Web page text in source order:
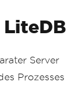
Server
Prozesses